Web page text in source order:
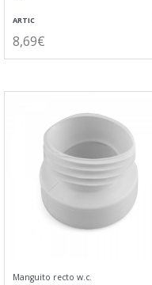
ARTIC
8,69€
Manguito recto w.c.